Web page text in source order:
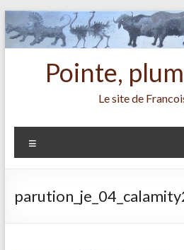
Aller
au
contenu
Pointe,
Le site de